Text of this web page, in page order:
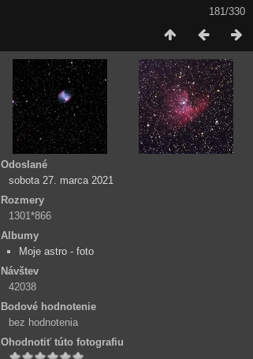
181/330
Odoslané
sobota 27. marca 2021
Rozmery
1301*866
Albumy
Moje astro - foto
Návštev
42038
Bodové hodnotenie
bez hodnotenia
Ohodnotiť túto fotografiu